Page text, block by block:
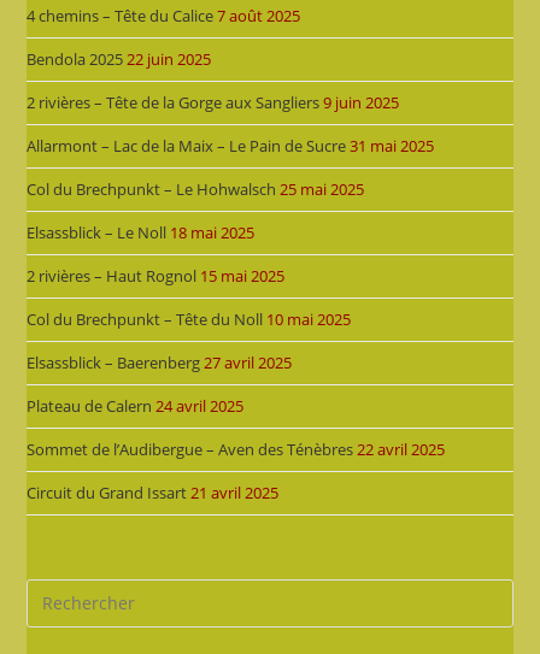
4 chemins – Tête du Calice7 août 2025
Bendola 2025 22 juin 2025
2 rivières – Tête de la Gorge aux Sangliers9 juin 2025
Allarmont – Lac de la Maix – Le Pain de Sucre31 mai 2025
Col du Brechpunkt – Le Hohwalsch 25 mai 2025
Elsassblick – Le Noll 18 mai 2025
2 rivières – Haut Rognol 15 mai 2025
Col du Brechpunkt – Tête du Noll 10 mai 2025
Elsassblick – Baerenberg 27 avril 2025
Plateau de Calern 24 avril 2025
Sommet de l’Audibergue – Aven des Ténèbres 22 avril 2025
Circuit du Grand Issart 21 avril 2025